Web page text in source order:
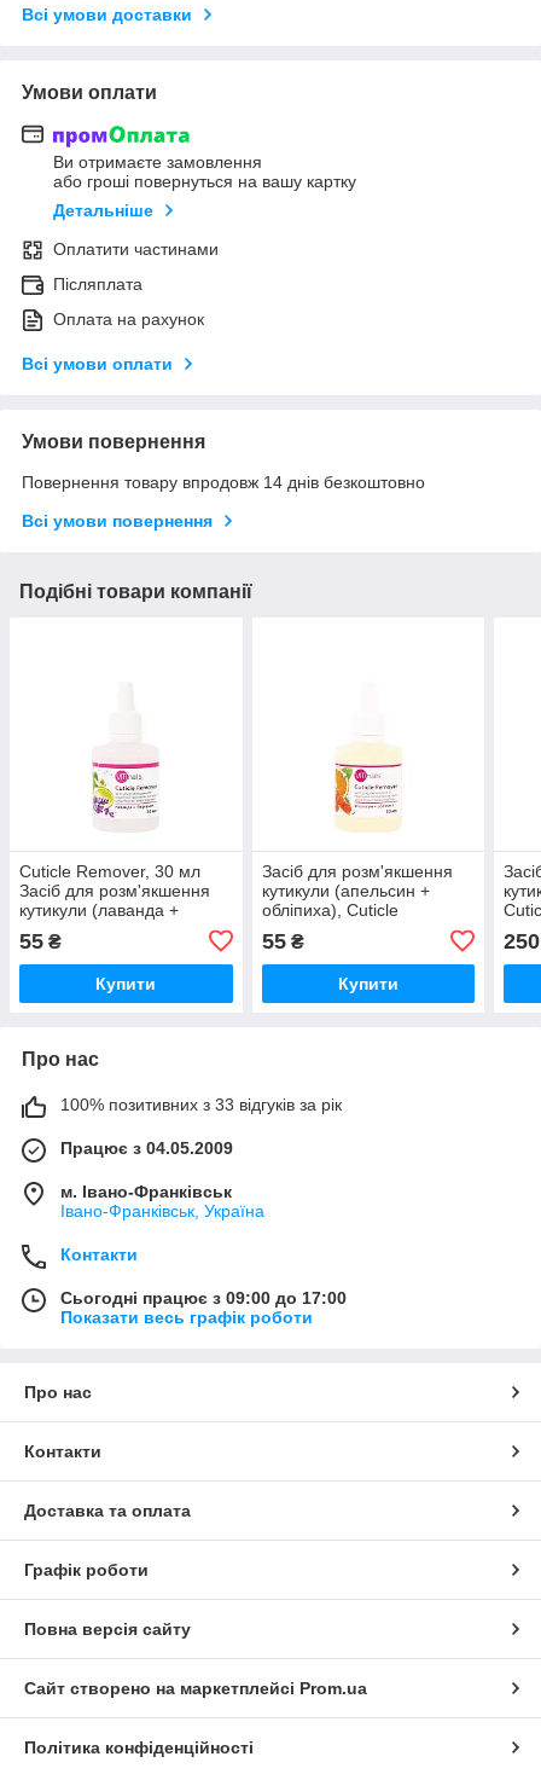
Всі умови доставки
Умови оплати
Ви отримаєте замовлення
або гроші повернуться на вашу картку
Детальніше
Оплатити частинами
Післяплата
Оплата на рахунок
Всі умови оплати
Умови повернення
Повернення товару впродовж 14 днів безкоштовно
Всі умови повернення
Подібні товари компанії
Cuticle Remover, 30 мл
Засіб для розм'якшення
кутикули (лаванда +
55 ₴
Купити
Засіб для розм'якшення
кутикули (апельсин +
обліпиха), Cuticle
55₴
Купити
250
Про нас
100% позитивних з 33 відгуків за рік
Працює з 04.05.2009
м. Івано-Франківськ
Івано-Франківськ, Україна
Контакти
Сьогодні працює з 09:00 до 17:00
Показати весь графік роботи
Про нас
Контакти
Доставка та оплата
Графік роботи
Повна версія сайту
Сайт створено на маркетплейсі Prom.ua
Політика конфіденційності